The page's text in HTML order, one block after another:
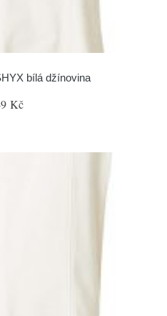
bílá džínovina
Kč